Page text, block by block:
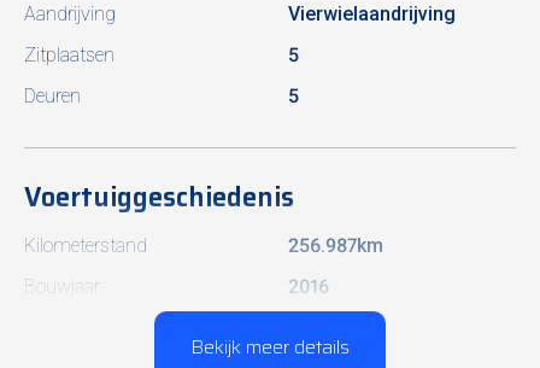
Aandrijving
Vierwielaandrijving
Zitplaatsen
5
Deuren
5
Voertuiggeschiedenis
Kilometerstand
256.987km
Bouwjaar
2016
Laatste onderhoudsbeurt
Bekijk meer details